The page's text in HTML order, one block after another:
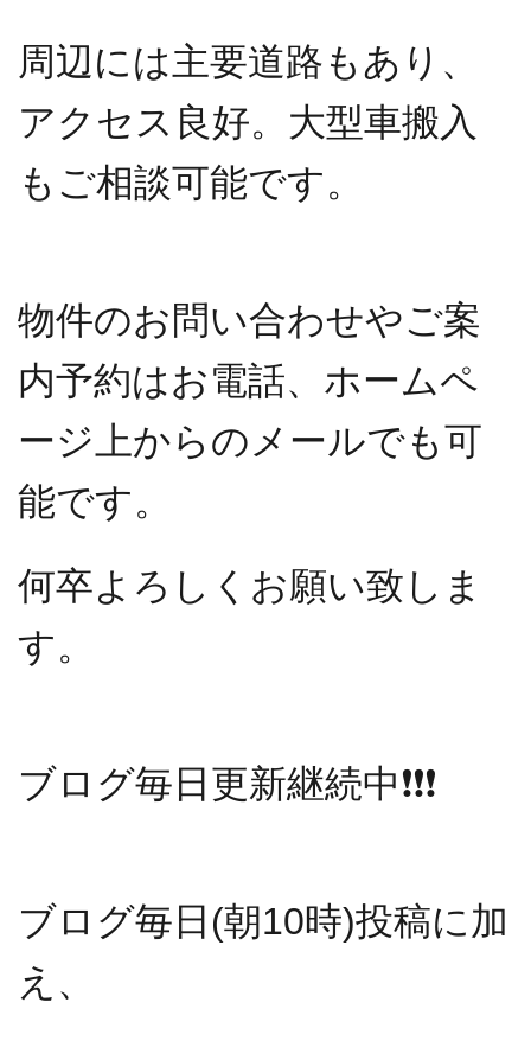
周辺には主要道路もあり、
アクセス良好。大型車搬入
もご相談可能です。
物件のお問い合わせやご案
内予約はお電話、ホームペ
ージ上からのメールでも可
能です。
何卒よろしくお願い致しま
す。
ブログ毎日更新継続中❗️❗️❗️
ブログ毎日(朝10時)投稿に加
え、